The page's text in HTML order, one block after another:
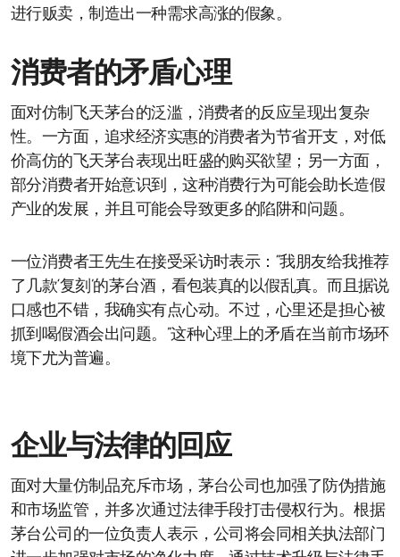
进行贩卖，制造出一种需求高涨的假象。
消费者的矛盾心理
面对仿制飞天茅台的泛滥，消费者的反应呈现出复杂
性。一方面，追求经济实惠的消费者为节省开支，对低
价高仿的飞天茅台表现出旺盛的购买欲望；另一方面，
部分消费者开始意识到，这种消费行为可能会助长造假
产业的发展，并且可能会导致更多的陷阱和问题。
一位消费者王先生在接受采访时表示：“我朋友给我推荐
了几款‘复刻’的茅台酒，看包装真的以假乱真。而且据说
口感也不错，我确实有点心动。不过，心里还是担心被
抓到喝假酒会出问题。”这种心理上的矛盾在当前市场环
境下尤为普遍。
企业与法律的回应
面对大量仿制品充斥市场，茅台公司也加强了防伪措施
和市场监管，并多次通过法律手段打击侵权行为。根据
茅台公司的一位负责人表示，公司将会同相关执法部门